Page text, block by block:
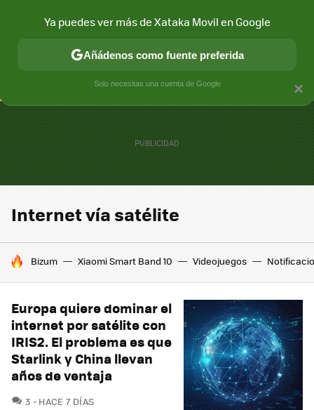
CONECTIVIDAD MÓVIL Y SOCIEDAD APLICACIONES
Internet vía satélite
HOY SE HABLA DE
Bizum Xiaomi Smart Band 10 Videojuegos
Europa quiere dominar el
internet por satélite con
IRIS2. El problema es que
Starlink y China llevan
años de ventaja
3 COMENTARIOS
HACE 7 DÍAS
×
Ya puedes ver más de Xataka Movil en Google
Añádenos como fuente preferida
Solo necesitas una cuenta de Google